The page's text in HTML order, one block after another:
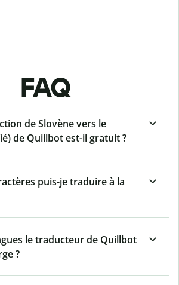
FAQ
de Slovène vers le
de Quillbot est-il gratuit ?
puis-je traduire à la
le traducteur de Quillbot
?